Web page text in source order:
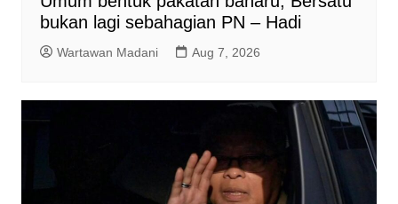
bukan lagi sebahagian PN – Hadi
Wartawan Madani Aug 7, 2026